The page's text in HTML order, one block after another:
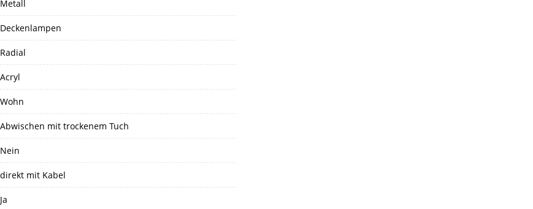
Metall
Deckenlampen
Radial
Acryl
Wohn
Abwischen mit trockenem Tuch
Nein
direkt mit Kabel
Ja